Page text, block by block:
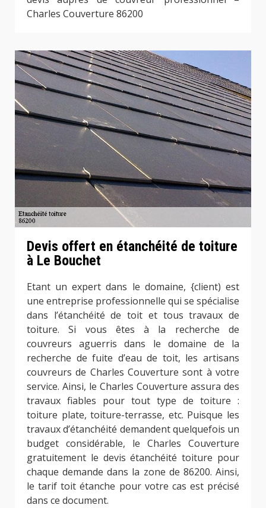
Charles Couverture 86200
Devis offert en étanchéité de toiture
à Le Bouchet
Etant un expert dans le domaine, {client) est
une entreprise professionnelle qui se spécialise
dans l’étanchéité de toit et tous travaux de
toiture. Si vous êtes à la recherche de
couvreurs aguerris dans le domaine de la
recherche de fuite d’eau de toit, les artisans
couvreurs de Charles Couverture sont à votre
service. Ainsi, le Charles Couverture assura des
travaux fiables pour tout type de toiture :
toiture plate, toiture-terrasse, etc. Puisque les
travaux d’étanchéité demandent quelquefois un
budget considérable, le Charles Couverture
gratuitement le devis étanchéité toiture pour
chaque demande dans la zone de 86200. Ainsi,
le tarif toit étanche pour votre cas est précisé
dans ce document.